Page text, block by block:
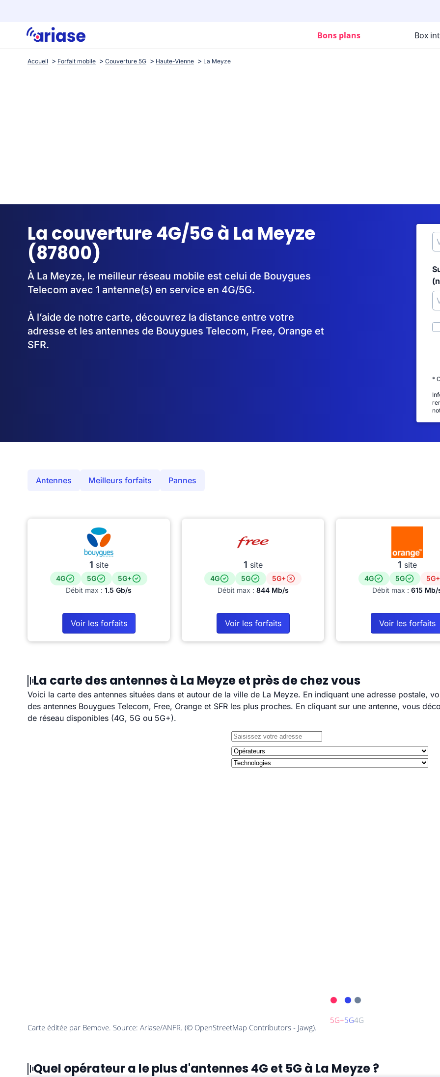
Bons plans Box
Accueil Forfait mobile Couverture 5G Haute-Vienne La Meyze
La couverture 4G/5G à La Meyze
(87800)
À La Meyze, le meilleur réseau mobile est celui de Bouygues
Telecom avec 1 antenne(s) en service en 4G/5G.
À l’aide de notre carte, découvrez la distance entre votre
adresse et les antennes de Bouygues Telecom, Free, Orange et
SFR.
*
Antennes Meilleurs forfaits Pannes
1 site
4G 5G
5G+
Débit max : 1.5 Gb/s
Voir les forfaits
1 site
4G 5G
5G+
Débit max : 844 Mb/s
Voir les forfaits
1 site
4G 5G
5G+
Débit max : 615 Mb/
Voir les forfaits
La carte des antennes à La Meyze et près de chez vous
Voici la carte des antennes situées dans et autour de la ville de La Meyze. En indiquant une adresse postale,
des antennes Bouygues Telecom, Free, Orange et SFR les plus proches. En cliquant sur une antenne, vous
de réseau disponibles (4G, 5G ou 5G+).
Quel opérateur a le plus d'antennes 4G et 5G à La Meyze ?